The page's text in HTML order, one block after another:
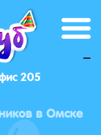
205
_
в Омске